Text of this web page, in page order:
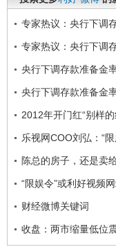
专家热议：央行下调
专家热议：央行下调
央行下调存款准备金
央行下调存款准备金
2012年开门红“别样的
乐视网COO刘弘：“
陈总的房子，还是卖
“限娱令”或利好视频
财经微博关键词
收盘：两市缩量低位